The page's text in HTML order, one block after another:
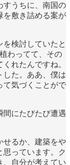
すうちに、南国の
を敷き詰める案が
を検討していたと
わってて、その
れたんですね。
した。ああ、僕は
て気づくことがで
間にたびたび遭遇
せるか、建築をや
っています。ク
、自分が考えてい